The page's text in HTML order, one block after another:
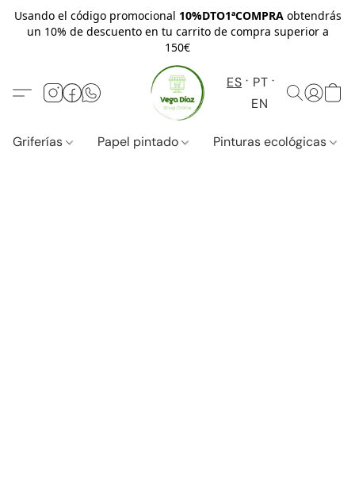
Usando el código promocional 10%DTO1ªCOMPRAobtendrás
un 10% de descuento en tu carrito de compra superior a
150€
ES
PT
EN
Griferías Papel pintado Pinturas ecológicas